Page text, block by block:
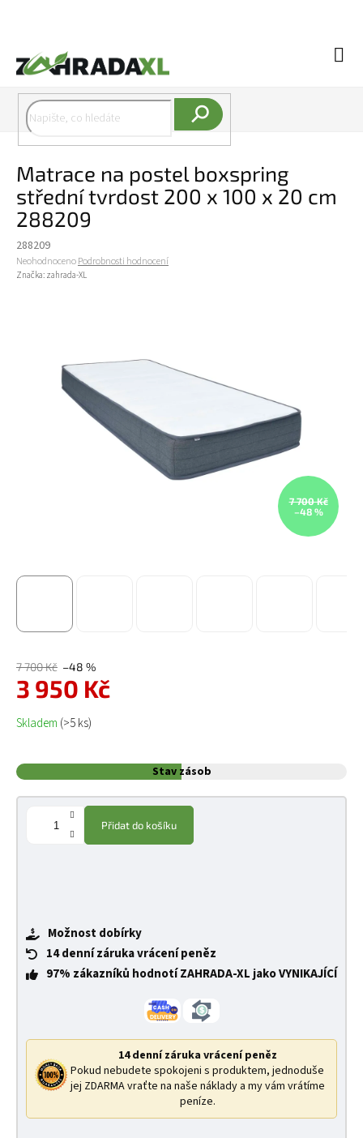
Matrace na postel boxspring
střední tvrdost 200 x 100 x 20 cm
288209
288209
Průměrné hodnocení produktu je 0,0 z 5 hvězdiček.
NeohodnocenoPodrobnosti hodnocení
Značka: zahrada-XL
7 700 Kč
–48 %
7 700 Kč –48 %
3 950 Kč
Měrná cena:
Skladem (>5 ks)
Stav zásob
Přidat do košíku
Možnost dobírky
14 denní záruka vrácení peněz
97% zákazníků hodnotí ZAHRADA-XL jako VYNIKAJÍCÍ
14 denní záruka vrácení peněz
Pokud nebudete spokojeni s produktem, jednoduše
jej ZDARMA vraťte na naše náklady a my vám vrátíme
peníze.